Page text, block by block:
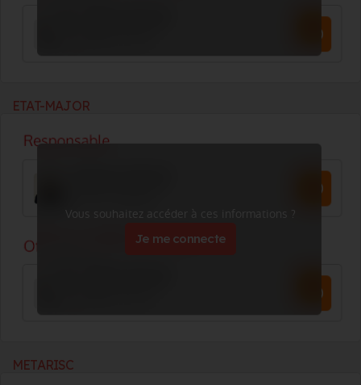
ETAT-MAJOR
Vous souhaitez accéder à ces informations ?
Je me connecte
METARISC